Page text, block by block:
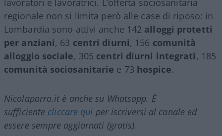
regionale non si limita però alle case di riposo: in
Lombardia sono attivi anche 142 alloggi protetti
per anziani, 63 centri diurni, 156 comunità
alloggio sociale, 305 centri diurni integrati, 185
comunità sociosanitarie e 73 hospice.
Nicolaporro.it è anche su Whatsapp. È
sufficiente cliccare qui per iscriversi al canale ed
essere sempre aggiornati (gratis).